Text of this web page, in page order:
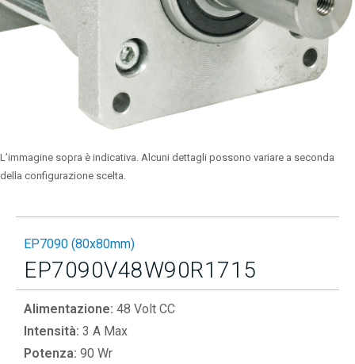
L’immagine sopra è indicativa. Alcuni dettagli possono variare a seconda
della configurazione scelta.
EP7090 (80x80mm)
EP7090V48W90R1715
Alimentazione: 48 Volt CC
Intensità: 3 A Max
Potenza: 90 Wr